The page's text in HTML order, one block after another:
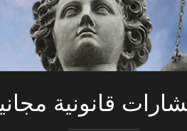
قانونية